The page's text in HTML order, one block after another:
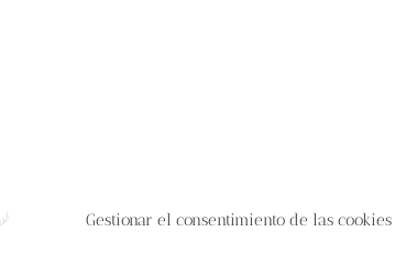
Gestionar el consentimiento de las cookies